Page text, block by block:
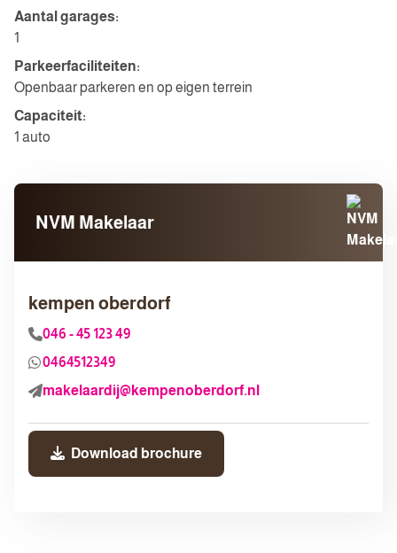
Aantal garages:
1
Parkeerfaciliteiten:
Openbaar parkeren en op eigen terrein
Capaciteit:
1 auto
NVM Makelaar
kempen oberdorf
046 - 45 123 49
0464512349
makelaardij@kempenoberdorf.nl
Download brochure